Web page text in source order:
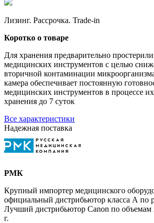
Лизинг. Рассрочка. Trade-in
Коротко о товаре
Для хранения предварительно
медицинских инструментов с целью
вторичной контаминации
камера обеспечивает постоянную
медицинских инструментов в процессе
хранения до 7 суток
Все характеристики
Надежная поставка
РМК
Крупный импортер медицинского
официальный дистрибьютор класса А по
Лучший дистрибьютор Canon по объемам
г.